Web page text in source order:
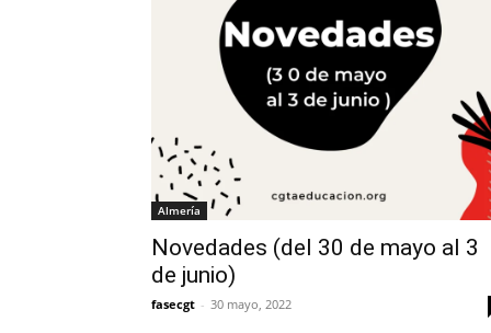
Almería
Novedades (del 30 de mayo al 3
de junio)
fasecgt - 30 mayo, 2022